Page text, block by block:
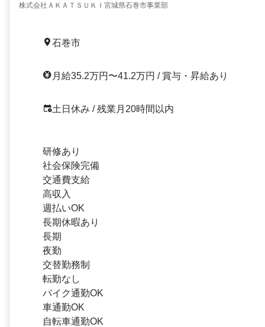
株式会社ＡＫＡＴＳＵＫＩ宮城県石巻市事業部
石巻市
月給35.2万円〜41.2万円 / 賞与・昇給あり
土日休み / 残業月20時間以内
研修あり
社会保険完備
交通費支給
高収入
週払いOK
長期休暇あり
長期
夜勤
交替勤務制
転勤なし
バイク通勤OK
車通勤OK
自転車通勤OK